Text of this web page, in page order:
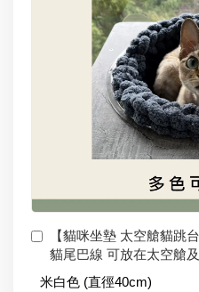
【貓咪坐墊 太空艙貓跳
貓尾巴線 可放在太空艙